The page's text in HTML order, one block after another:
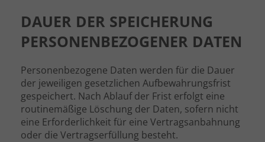
DAUER DER SPEICHERUNG
PERSONENBEZOGENER DATEN
Personenbezogene Daten werden für die Dauer
der jeweiligen gesetzlichen Aufbewahrungsfrist
gespeichert. Nach Ablauf der Frist erfolgt eine
routinemäßige Löschung der Daten, sofern nicht
eine Erforderlichkeit für eine Vertragsanbahnung
oder die Vertragserfüllung besteht.